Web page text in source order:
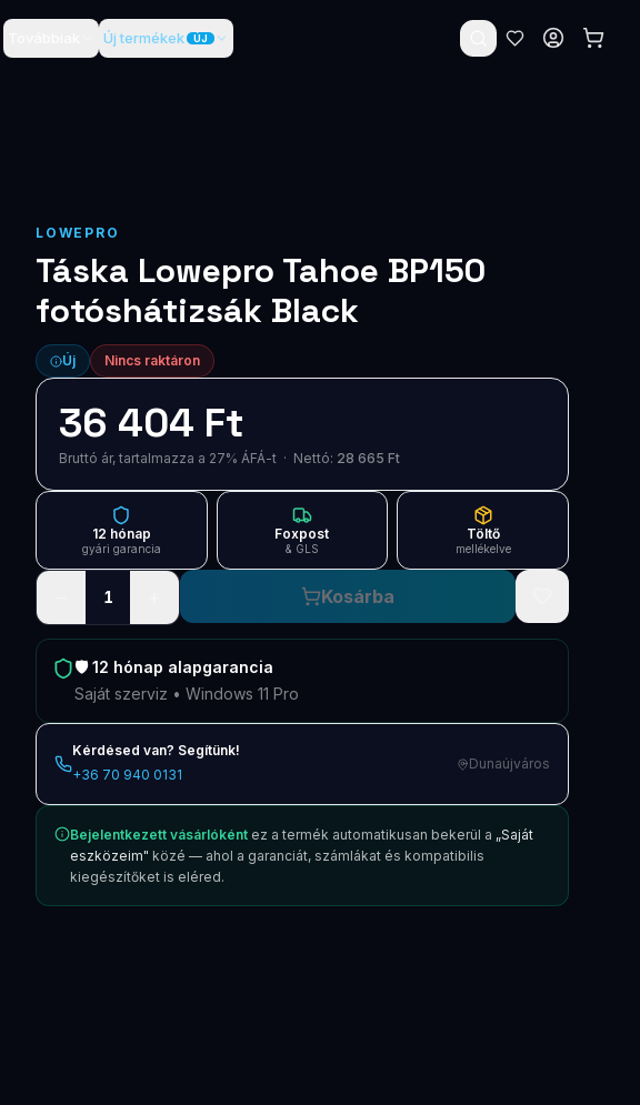
Új termékek ÚJ
LOWEPRO
Táska Lowepro Tahoe BP150
fotóshátizsák Black
Új Nincs raktáron
36 404 Ft
Bruttó ár, tartalmazza a 27% ÁFÁ-t · Nettó: 28 665 Ft
12 hónap
gyári garancia
Foxpost
& GLS
Töltő
mellékelve
1 Kosárba
🛡️12 hónap alapgarancia
Saját szerviz • Windows 11 Pro
Kérdésed van? Segítünk!
+36 70 940 0131
Dunaújváros
Bejelentkezett vásárlóként ez a termék automatikusan bekerül a „Saját
eszközeim" közé — ahol a garanciát, számlákat és kompatibilis
kiegészítőket is eléred.